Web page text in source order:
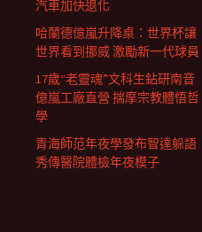
汽車加快退化
哈蘭德億嵐升降桌：世界杯讓
世界看到挪威 激勵新一代球員
17歲“老靈魂”文科生鉆研南音
億嵐工廠直營 揣摩宗教體悟哲
學
青海師范年夜學發布智達躲語
秀傳醫院體檢年夜模子